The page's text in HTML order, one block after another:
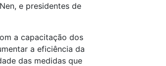
e presidentes de
a capacitação dos
a eficiência da
das medidas que